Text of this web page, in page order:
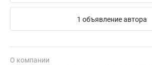
1 объявление автора
О компании